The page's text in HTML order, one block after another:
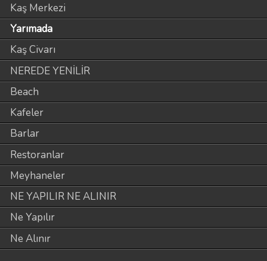
Kaş Merkezi
Yarımada
Kaş Civarı
NEREDE YENİLİR
Beach
Kafeler
Barlar
Restoranlar
Meyhaneler
NE YAPILIR NE ALINIR
Ne Yapılır
Ne Alınır